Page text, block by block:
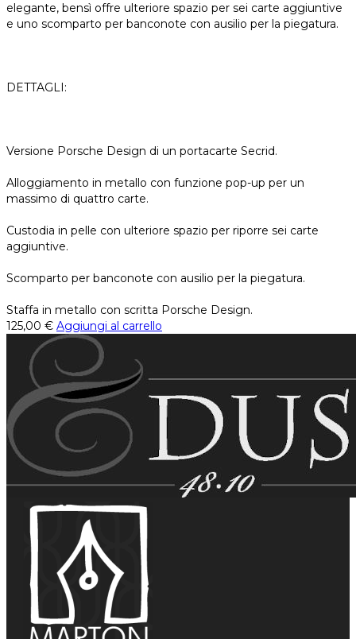
elegante, bensì offre ulteriore spazio per sei carte aggiuntive
e uno scomparto per banconote con ausilio per la piegatura.
DETTAGLI:
Versione Porsche Design di un portacarte Secrid.
Alloggiamento in metallo con funzione pop-up per un
massimo di quattro carte.
Custodia in pelle con ulteriore spazio per riporre sei carte
aggiuntive.
Scomparto per banconote con ausilio per la piegatura.
Staffa in metallo con scritta Porsche Design.
125,00 € Aggiungi al carrello